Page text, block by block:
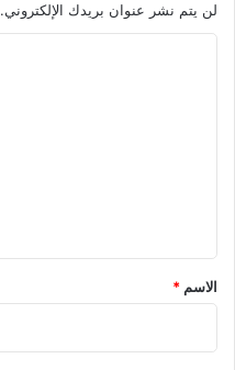
لن يتم نشر عنوان بريدك الإلكتروني.
*
الاسم *